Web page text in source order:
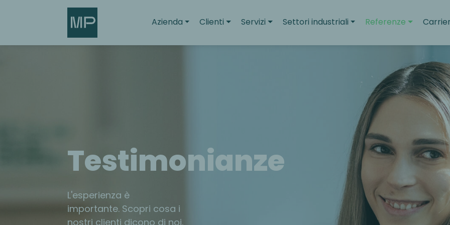
Azienda Clienti Servizi Settori industriali Referenze
Search
Testimonianze
L'esperienza è
importante. Scopri cosa i
nostri clienti dicono di noi.